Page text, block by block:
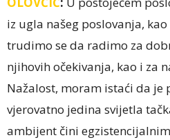
iz ugla našeg poslovanja,
trudimo se da radimo za
njihovih očekivanja, kao i za
Nažalost, moram istaći da je
vjerovatno jedina svijetla
ambijent čini